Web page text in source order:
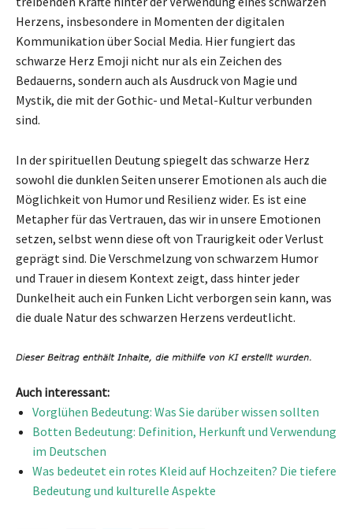
Herzens, insbesondere in Momenten der digitalen
Kommunikation über Social Media. Hier fungiert das
schwarze Herz Emoji nicht nur als ein Zeichen des
Bedauerns, sondern auch als Ausdruck von Magie und
Mystik, die mit der Gothic- und Metal-Kultur verbunden
sind.
In der spirituellen Deutung spiegelt das schwarze Herz
sowohl die dunklen Seiten unserer Emotionen als auch die
Möglichkeit von Humor und Resilienz wider. Es ist eine
Metapher für das Vertrauen, das wir in unsere Emotionen
setzen, selbst wenn diese oft von Traurigkeit oder Verlust
geprägt sind. Die Verschmelzung von schwarzem Humor
und Trauer in diesem Kontext zeigt, dass hinter jeder
Dunkelheit auch ein Funken Licht verborgen sein kann, was
die duale Natur des schwarzen Herzens verdeutlicht.
Auch interessant:
Vorglühen Bedeutung: Was Sie darüber wissen sollten
Botten Bedeutung: Definition, Herkunft und Verwendung
im Deutschen
Was bedeutet ein rotes Kleid auf Hochzeiten? Die tiefere
Bedeutung und kulturelle Aspekte